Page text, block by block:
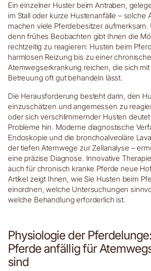
Ein einzelner Huster beim Antraben,
im Stall oder kurze Hustenanfälle – solche
machen viele Pferdebesitzer aufmerksam.
denn frühes Beobachten gibt Ihnen die
rechtzeitig zu reagieren: Husten beim
harmlosen Reizung bis zu einer
Atemwegserkrankung reichen, die sich
Betreuung oft gut behandeln lässt.
Die Herausforderung besteht darin, den
einzuschätzen und angemessen zu
oder sich verschlimmernder Husten
Probleme hin. Moderne diagnostische
Endoskopie und die bronchoalveoläre
der tiefen Atemwege zur Zellanalyse –
eine präzise Diagnose. Innovative
auch für chronisch kranke Pferde neue
Artikel zeigt Ihnen, wie Sie Husten beim
einordnen, welche Untersuchungen
welche Behandlung erforderlich ist.
Physiologie der
Pferde anfällig für
sind